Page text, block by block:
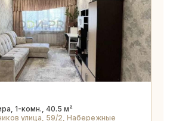
1-комн., 40.5 м²
улица, 59/2, Набережные